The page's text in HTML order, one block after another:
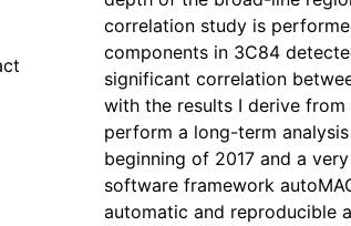
correlation study is
components in 3C84
significant correlation
with the results I derive
perform a long-term
beginning of 2017 and a
software framework
automatic and reproducible